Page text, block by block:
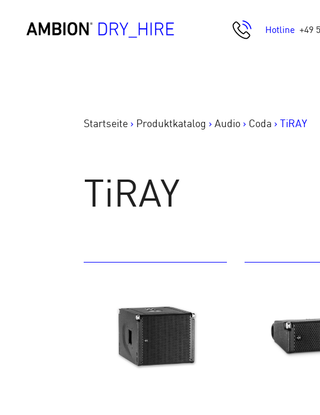
Hotline+49
Startseite > Produktkatalog > Audio > Coda > TiRAY
TiRAY